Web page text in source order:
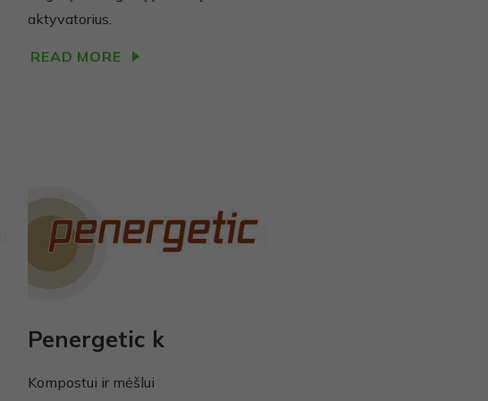
aktyvatorius.
READ MORE
Penergetic k
Kompostui ir mėšlui